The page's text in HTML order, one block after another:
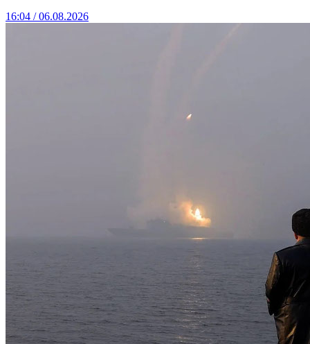
16:04 / 06.08.2026